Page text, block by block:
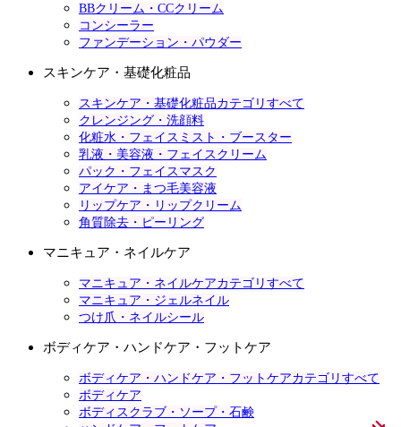
BBクリーム・CCクリーム
コンシーラー
ファンデーション・パウダー
スキンケア・基礎化粧品
スキンケア・基礎化粧品カテゴリすべて
クレンジング・洗顔料
化粧水・フェイスミスト・ブースター
乳液・美容液・フェイスクリーム
パック・フェイスマスク
アイケア・まつ毛美容液
リップケア・リップクリーム
角質除去・ピーリング
マニキュア・ネイルケア
マニキュア・ネイルケアカテゴリすべて
マニキュア・ジェルネイル
つけ爪・ネイルシール
ボディケア・ハンドケア・フットケア
ボディケア・ハンドケア・フットケアカテゴリすべて
ボディケア
ボディスクラブ・ソープ・石鹸